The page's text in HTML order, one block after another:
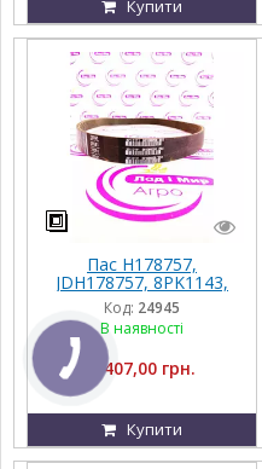
Купити
Пас H178757,
JDH178757, 8PK1143,
H178757JD до John
Deere
Код: 24945
В наявності
1 407,00 грн.
Купити